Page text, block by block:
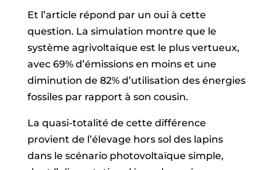
Et l’article répond par un oui à cette
question. La simulation montre que le
système agrivoltaïque est le plus vertueux,
avec 69% d’émissions en moins et une
diminution de 82% d’utilisation des énergies
fossiles par rapport à son cousin.
La quasi-totalité de cette différence
provient de l’élevage hors sol des lapins
dans le scénario photovoltaïque simple,